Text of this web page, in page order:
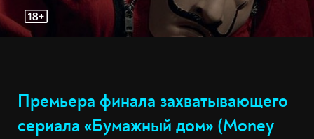
Премьера финала захватывающего
сериала «Бумажный дом» (Money